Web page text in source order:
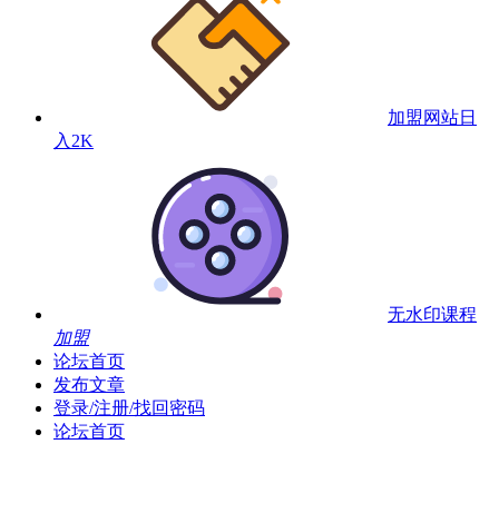
加盟网站日
入2K
无水印课程
加盟
论坛首页
发布文章
登录/注册/找回密码
论坛首页